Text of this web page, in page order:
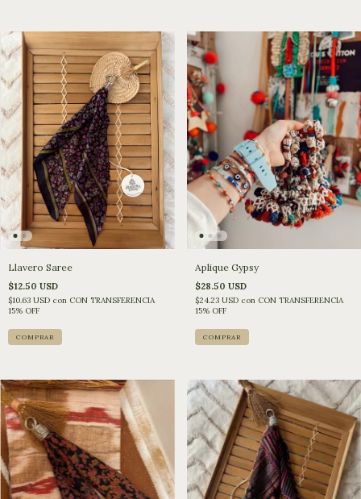
Llavero Saree
$12.50 USD
$10.63 USD con CON TRANSFERENCIA
15% OFF
Aplique Gypsy
$28.50 USD
$24.23 USD con CON TRANSFERENCIA
15% OFF